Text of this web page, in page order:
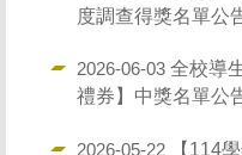
度調查得獎名單公
2026-06-03 全校導
禮券】中獎名單公
2026-05-22
【114